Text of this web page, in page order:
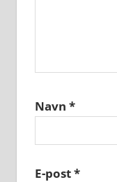
Navn *
E-post*